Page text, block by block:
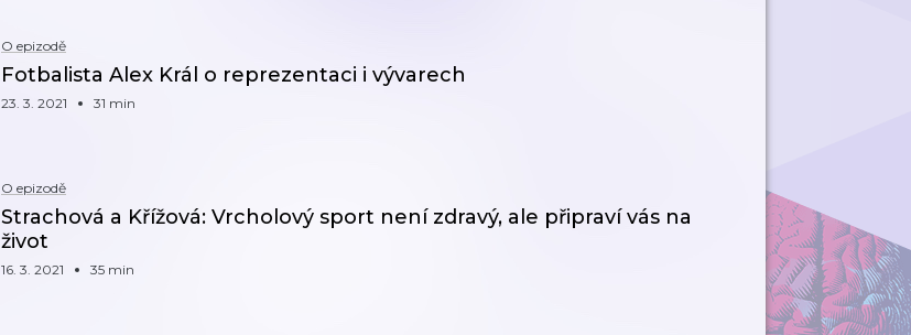
O epizodě
Fotbalista Alex Král o reprezentaci i vývarech
23. 3. 2021 31 min
O epizodě
Strachová a Křížová: Vrcholový sport není zdravý, ale připraví vás na
život
16. 3. 2021 35 min